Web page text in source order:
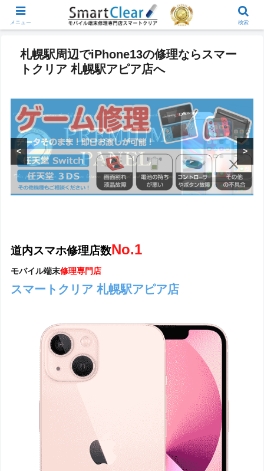
札幌駅周辺でiPhone13の修理ならスマー
トクリア 札幌駅アピア店へ
< >
道内スマホ修理店数No.1
モバイル端末修理専門店
スマートクリア 札幌駅アピア店
メニュー 検索